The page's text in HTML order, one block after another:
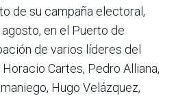
de su campaña electoral,
en el Puerto de
de varios líderes del
Cartes, Pedro Alliana,
Hugo Velázquez,